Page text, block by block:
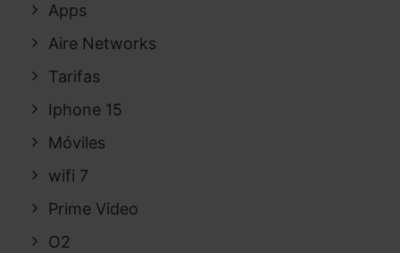
Apps
Aire Networks
Tarifas
Iphone 15
Móviles
wifi 7
Prime Video
O2